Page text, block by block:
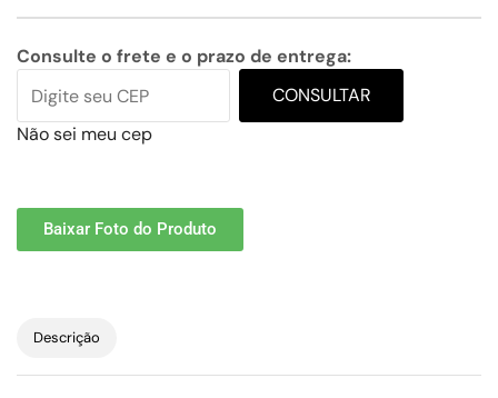
Consulte o frete e o prazo de entrega:
CONSULTAR
Não sei meu cep
Baixar Foto do Produto
Descrição